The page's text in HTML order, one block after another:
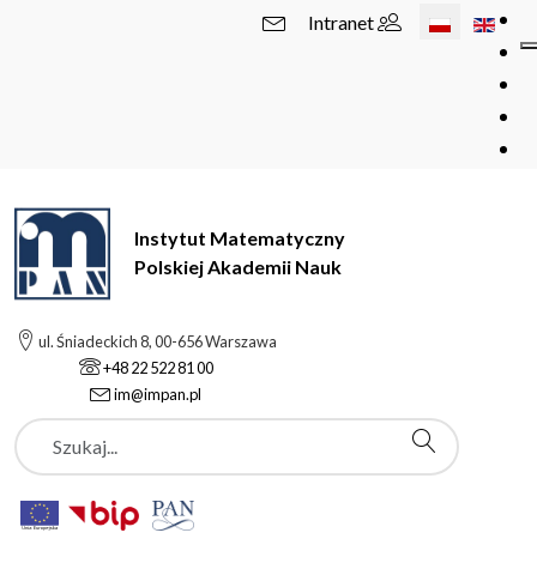
Wybierz swój
Intranet
Instytut Matematyczny
Polskiej Akademii Nauk
ul. Śniadeckich 8, 00-656 Warszawa
+48 22 522 81 00
im@impan.pl
Szukaj